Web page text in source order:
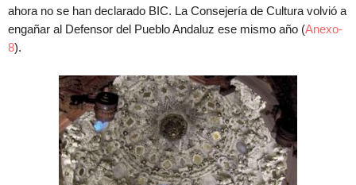
ahora no se han declarado BIC. La Consejería de Cultura volvió a
engañar al Defensor del Pueblo Andaluz ese mismo año (Anexo-
8).